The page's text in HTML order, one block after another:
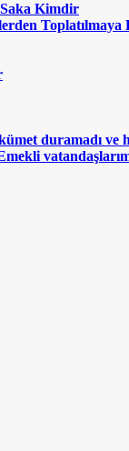
Kimdir
Toplatılmaya
duramadı ve